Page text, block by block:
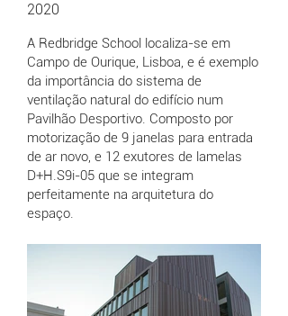
2020
A Redbridge School localiza-se em
Campo de Ourique, Lisboa, e é exemplo
da importância do sistema de
ventilação natural do edifício num
Pavilhão Desportivo. Composto por
motorização de 9 janelas para entrada
de ar novo, e 12 exutores de lamelas
D+H.S9i-05 que se integram
perfeitamente na arquitetura do
espaço.